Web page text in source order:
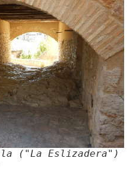
("La Eslizadera")